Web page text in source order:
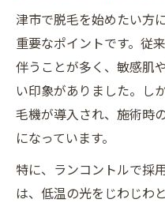
津市で脱毛を始めたい方
重要なポイントです。従
伴うことが多く、敏感肌
い印象がありました。し
毛機が導入され、施術時
になっています。
特に、ランコントルで採
は、低温の光をじわじわ